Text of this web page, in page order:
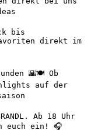
bis
direkt im
🌇🍽️ Ob
auf der
Ab 18 Uhr
euch ein! 🎧